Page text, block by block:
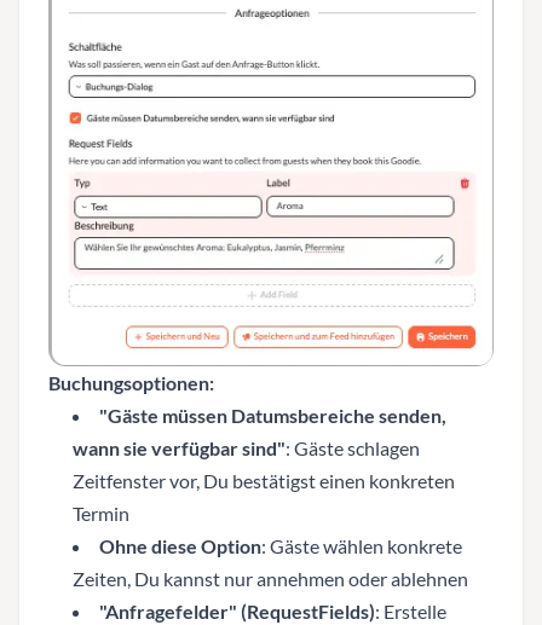
Buchungsoptionen:
"Gäste müssen Datumsbereiche senden,
wann sie verfügbar sind": Gäste schlagen
Zeitfenster vor, Du bestätigst einen konkreten
Termin
Ohne diese Option: Gäste wählen konkrete
Zeiten, Du kannst nur annehmen oder ablehnen
"Anfragefelder" (RequestFields): Erstelle